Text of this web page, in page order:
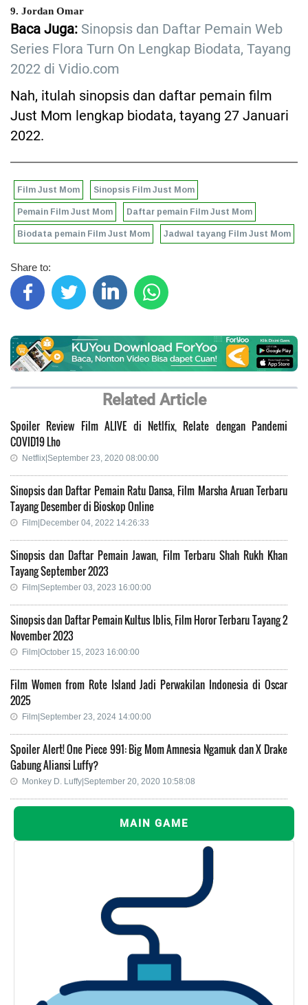
9. Jordan Omar
Baca Juga: Sinopsis dan Daftar Pemain Web
Series Flora Turn On Lengkap Biodata, Tayang
2022 di Vidio.com
Nah, itulah sinopsis dan daftar pemain film
Just Mom lengkap biodata, tayang 27 Januari
2022.
Film Just Mom Sinopsis Film Just Mom
Pemain Film Just Mom Daftar pemain Film Just Mom
Biodata pemain Film Just Mom Jadwal tayang Film Just Mom
Share to:
Related Article
Spoiler Review Film ALIVE di Netlfix, Relate dengan Pandemi
COVID19 Lho
Netflix|September 23, 2020 08:00:00
Sinopsis dan Daftar Pemain Ratu Dansa, Film Marsha Aruan Terbaru
Tayang Desember di Bioskop Online
Film|December 04, 2022 14:26:33
Sinopsis dan Daftar Pemain Jawan, Film Terbaru Shah Rukh Khan
Tayang September 2023
Film|September 03, 2023 16:00:00
Sinopsis dan Daftar Pemain Kultus Iblis, Film Horor Terbaru Tayang 2
November 2023
Film|October 15, 2023 16:00:00
Film Women from Rote Island Jadi Perwakilan Indonesia di Oscar
2025
Film|September 23, 2024 14:00:00
Spoiler Alert! One Piece 991: Big Mom Amnesia Ngamuk dan X Drake
Gabung Aliansi Luffy?
Monkey D. Luffy|September 20, 2020 10:58:08
MAIN GAME